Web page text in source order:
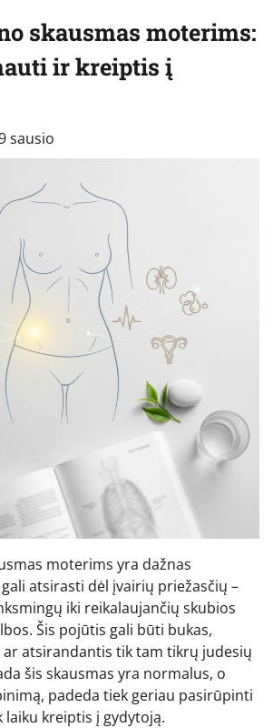
skausmas moterims:
ir kreiptis į
sausio
moterims yra dažnas
atsirasti dėl įvairių priežasčių –
iki reikalaujančių skubios
Šis pojūtis gali būti bukas,
atsirandantis tik tam tikrų judesių
šis skausmas yra normalus, o
padeda tiek geriau pasirūpinti
laiku kreiptis į gydytoją.